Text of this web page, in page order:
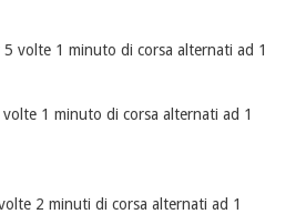
volte 1 minuto di corsa alternati ad 1
1 minuto di corsa alternati ad 1
2 minuti di corsa alternati ad 1